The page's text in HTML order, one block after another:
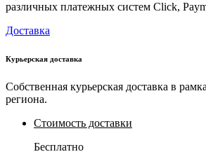
различных платежных систем Click,
Доставка
Курьерская доставка
Собственная курьерская доставка в
региона.
Стоимость доставки
Бесплатно